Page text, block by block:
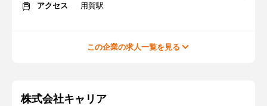
アクセス
用賀駅
この企業の求人一覧を見る
株式会社キャリア